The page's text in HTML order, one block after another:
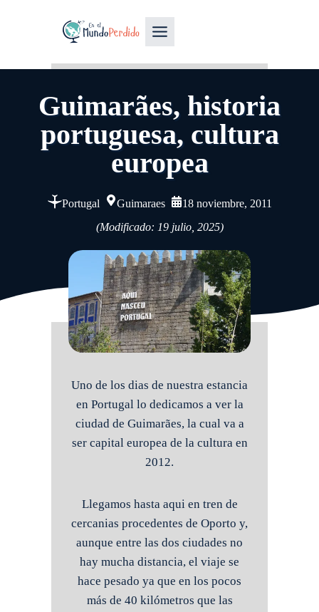
Guimarães, historia
portuguesa, cultura
europea
Portugal Guimaraes
18 noviembre, 2011
(Modificado: 19 julio, 2025)
Uno de los dias de nuestra estancia
en Portugal lo dedicamos a ver la
ciudad de Guimarães, la cual va a
ser capital europea de la cultura en
2012.
Llegamos hasta aqui en tren de
cercanias procedentes de Oporto y,
aunque entre las dos ciudades no
hay mucha distancia, el viaje se
hace pesado ya que en los pocos
más de 40 kilómetros que las